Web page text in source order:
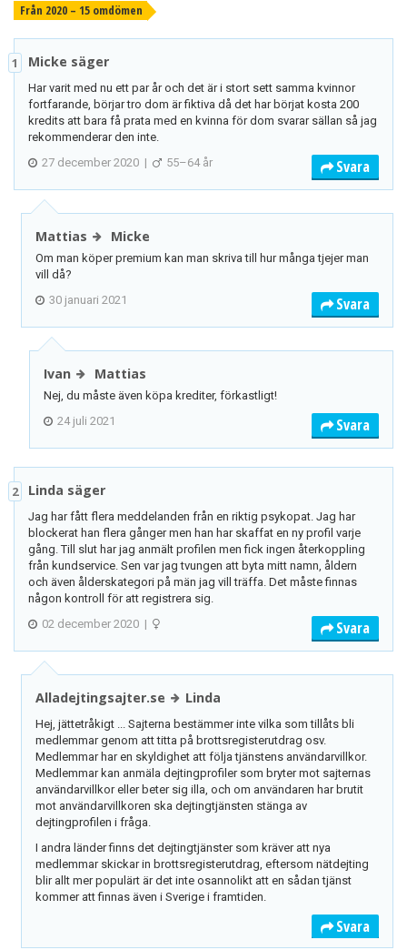
Från 2020 – 15 omdömen
1 Micke säger
Har varit med nu ett par år och det är i stort sett samma kvinnor
fortfarande, börjar tro dom är fiktiva då det har börjat kosta 200
kredits att bara få prata med en kvinna för dom svarar sällan så jag
rekommenderar den inte.
27 december 2020 | 55–64 år Svara
Mattias Micke
Om man köper premium kan man skriva till hur många tjejer man
vill då?
30 januari 2021
Svara
Ivan Mattias
Nej, du måste även köpa krediter, förkastligt!
24 juli 2021
Svara
2 Linda säger
Jag har fått flera meddelanden från en riktig psykopat. Jag har
blockerat han flera gånger men han har skaffat en ny profil varje
gång. Till slut har jag anmält profilen men fick ingen återkoppling
från kundservice. Sen var jag tvungen att byta mitt namn, åldern
och även ålderskategori på män jag vill träffa. Det måste finnas
någon kontroll för att registrera sig.
02 december 2020 | Svara
Alladejtingsajter.se Linda
Hej, jättetråkigt ... Sajterna bestämmer inte vilka som tillåts bli
medlemmar genom att titta på brottsregisterutdrag osv.
Medlemmar har en skyldighet att följa tjänstens användarvillkor.
Medlemmar kan anmäla dejtingprofiler som bryter mot sajternas
användarvillkor eller beter sig illa, och om användaren har brutit
mot användarvillkoren ska dejtingtjänsten stänga av
dejtingprofilen i fråga.
I andra länder finns det dejtingtjänster som kräver att nya
medlemmar skickar in brottsregisterutdrag, eftersom nätdejting
blir allt mer populärt är det inte osannolikt att en sådan tjänst
kommer att finnas även i Sverige i framtiden.
Svara